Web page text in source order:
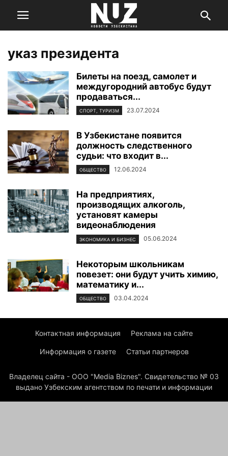
указ президента
Билеты на поезд, самолет и
междугородний автобус будут
продаваться...
СПОРТ, ТУРИЗМ 23.07.2024
В Узбекистане появится
должность следственного
судьи: что входит в...
ОБЩЕСТВО 12.06.2024
На предприятиях,
производящих алкоголь,
установят камеры
видеонаблюдения
ЭКОНОМИКА И БИЗНЕС 05.06.2024
Некоторым школьникам
повезет: они будут учить химию,
математику и...
ОБЩЕСТВО 03.04.2024
Контактная информация Реклама на сайте
Информация о газете Статьи партнеров
Владелец сайта - ООО "Media Biznes". Свидетельство № 03
выдано Узбекским агентством по печати и информации